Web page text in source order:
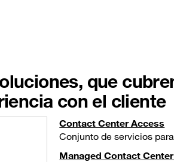
que
con el cliente
Contact Center Access
Conjunto de servicios
Managed Contact